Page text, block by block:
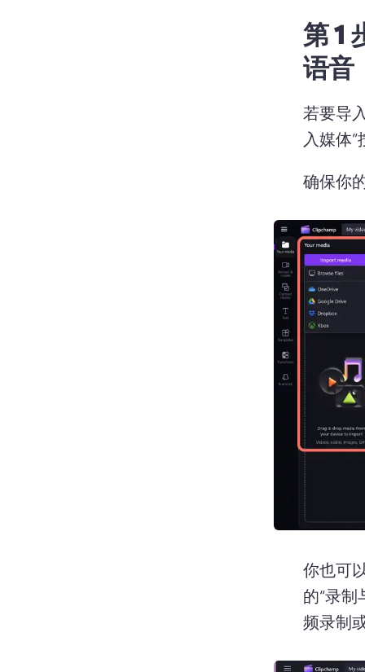
第 1
语音
若要导
入媒体
确保你
你也可
的“录
频录制